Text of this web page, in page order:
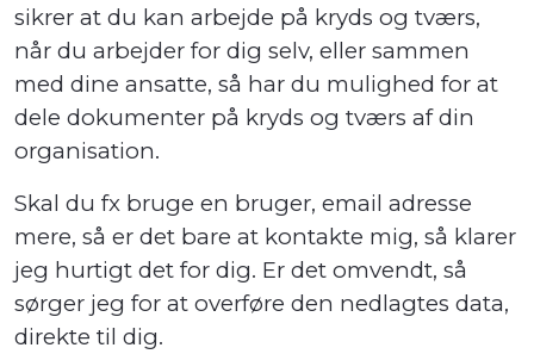
sikrer at du kan arbejde på kryds og tværs,
når du arbejder for dig selv, eller sammen
med dine ansatte, så har du mulighed for at
dele dokumenter på kryds og tværs af din
organisation.
Skal du fx bruge en bruger, email adresse
mere, så er det bare at kontakte mig, så klarer
jeg hurtigt det for dig. Er det omvendt, så
sørger jeg for at overføre den nedlagtes data,
direkte til dig.